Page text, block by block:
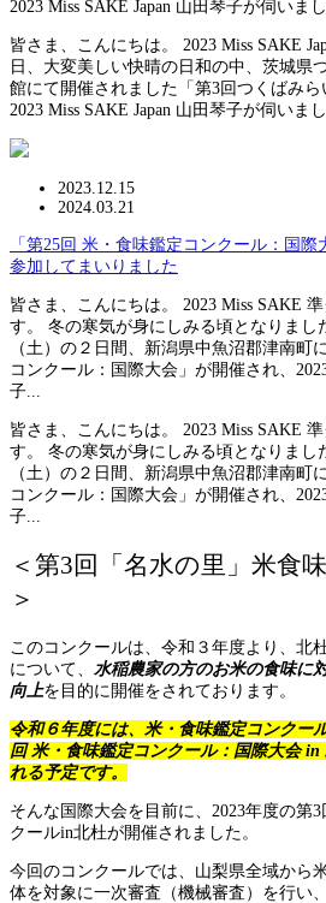
2023 Miss SAKE Japan 山田琴子が伺いま
皆さま、こんにちは。 2023 Miss SAKE
日、大変美しい快晴の日和の中、茨城県
館にて開催されました「第3回つくばみ
2023 Miss SAKE Japan 山田琴子が伺いま
2023.12.15
2024.03.21
「第25回 米・食味鑑定コンクール：国際
参加してまいりました
皆さま、こんにちは。 2023 Miss SAKE
す。 冬の寒気が身にしみる頃となりまし
（土）の２日間、新潟県中魚沼郡津南町
コンクール：国際大会」が開催され、
子...
皆さま、こんにちは。 2023 Miss SAKE
す。 冬の寒気が身にしみる頃となりまし
（土）の２日間、新潟県中魚沼郡津南町
コンクール：国際大会」が開催され、
子...
＜第3回「名水の里」米食
＞
このコンクールは、令和３年度より、北
について、 水稲農家の方のお米の食味に
向上を目的に開催をされております。
令和６年度には、米・食味鑑定コンクー
回 米・食味鑑定コンクール：国際大会
れる予定です。
そんな国際大会を目前に、2023年度の第
クールin北杜が開催されました。
今回のコンクールでは、山梨県全域から
体を対象に一次審査（機械審査）を行い